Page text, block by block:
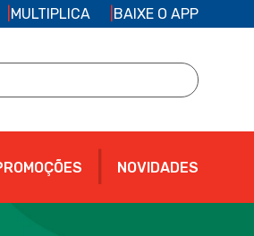
MULTIPLICA BAIXE O APP
NOVIDADES